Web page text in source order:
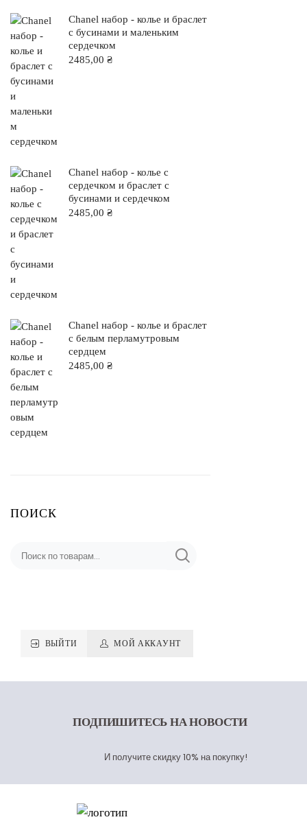
Chanel набор - колье и браслет
с бусинами и маленьким
сердечком
2485,00 ₴
Chanel набор - колье с
сердечком и браслет с
бусинами и сердечком
2485,00 ₴
Chanel набор - колье и браслет
с белым перламутровым
сердцем
2485,00 ₴
ПОИСК
ВЫЙТИ МОЙ АККАУНТ
ПОДПИШИТЕСЬ НА НОВОСТИ
И получите скидку 10% на покупку!